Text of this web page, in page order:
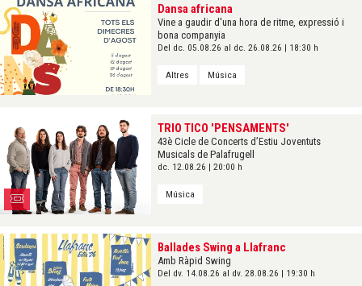
Dansa africana
Vine a gaudir d'una hora de ritme, expressió i
bona companyia
Del dc. 05.08.26 al dc. 26.08.26 | 18:30 h
Altres Música
TRIO TICO 'PENSAMENTS'
43è Cicle de Concerts d’Estiu Joventuts
Musicals de Palafrugell
dc. 12.08.26 | 20:00 h
Música
Ballades Swing a Llafranc
Amb Ràpid Swing
Del dv. 14.08.26 al dv. 28.08.26 | 19:30 h